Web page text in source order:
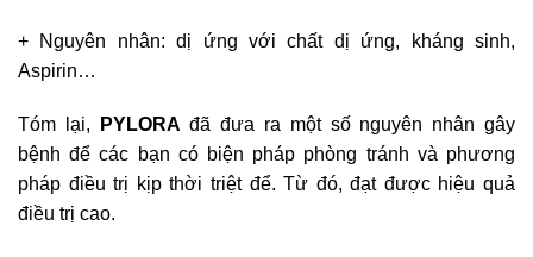
+ Nguyên nhân: dị ứng với chất dị ứng, kháng sinh,
Aspirin…
Tóm lại, PYLORA đã đưa ra một số nguyên nhân gây
bệnh để các bạn có biện pháp phòng tránh và phương
pháp điều trị kịp thời triệt để. Từ đó, đạt được hiệu quả
điều trị cao.